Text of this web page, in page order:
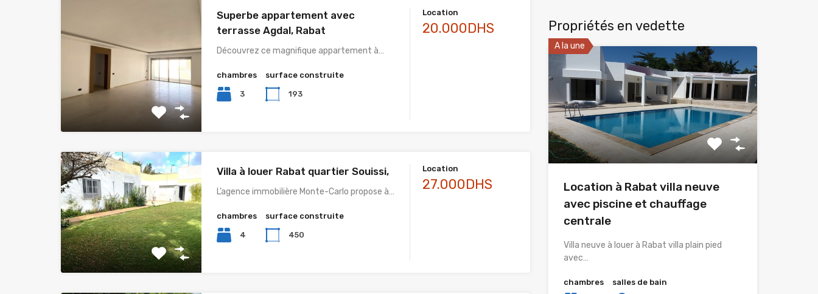
Superbe appartement avec
terrasse Agdal, Rabat
Découvrez ce magnifique appartement à…
chambres
3
surface construite
193
Location
20.000DHS
Villa à louer Rabat quartier Souissi,
L’agence immobilière Monte-Carlo propose à…
chambres
4
surface construite
450
Location
27.000DHS
Propriétés en vedette
A la une
Location à Rabat villa neuve
avec piscine et chauffage
centrale
Villa neuve à louer à Rabat villa plain pied
avec…
chambres
salles de bain